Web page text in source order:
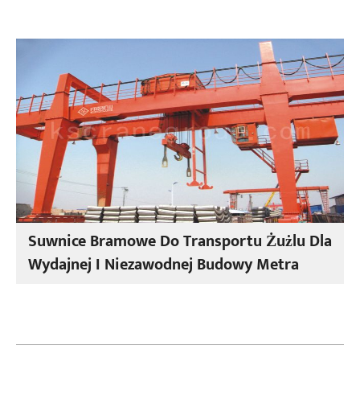
Suwnice Bramowe Do Transportu Żużlu Dla
Wydajnej I Niezawodnej Budowy Metra